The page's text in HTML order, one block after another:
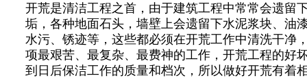
开荒是清洁工程之首，由于建筑工程中常常会遗留
垢，各种地面石头，墙壁上会遗留下水泥浆块、油
水污、锈迹等，这些都必须在开荒工作中清洗干净
项最艰苦、最复杂、最费神的工作，开荒工程的好
到日后保洁工作的质量和档次，所以做好开荒有着